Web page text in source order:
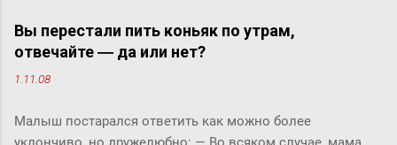
Вы перестали пить коньяк по утрам,
отвечайте ― да или нет?
1.11.08
Малыш постарался ответить как можно более